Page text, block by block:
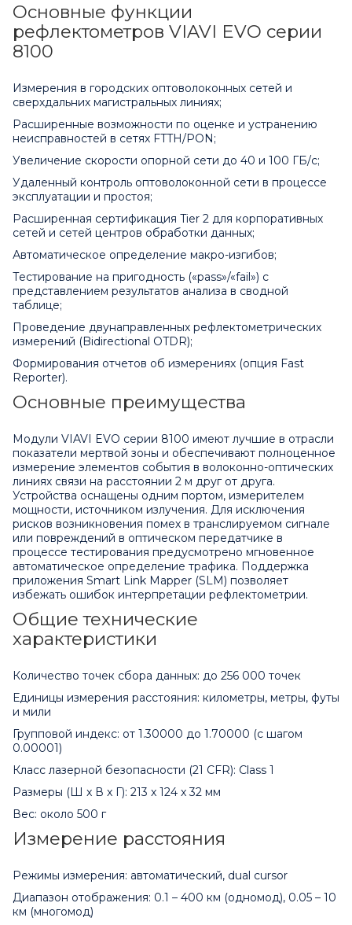
Основные функции
рефлектометров VIAVI EVO серии
8100
Измерения в городских оптоволоконных сетей и
сверхдальних магистральных линиях;
Расширенные возможности по оценке и устранению
неисправностей в сетях FTTH/PON;
Увеличение скорости опорной сети до 40 и 100 ГБ/с;
Удаленный контроль оптоволоконной сети в процессе
эксплуатации и простоя;
Расширенная сертификация Tier 2 для корпоративных
сетей и сетей центров обработки данных;
Автоматическое определение макро-изгибов;
Тестирование на пригодность («pass»/«fail») с
представлением результатов анализа в сводной
таблице;
Проведение двунаправленных рефлектометрических
измерений (Bidirectional OTDR);
Формирования отчетов об измерениях (опция Fast
Reporter).
Основные преимущества
Модули VIAVI EVO серии 8100 имеют лучшие в отрасли
показатели мертвой зоны и обеспечивают полноценное
измерение элементов события в волоконно-оптических
линиях связи на расстоянии 2 м друг от друга.
Устройства оснащены одним портом, измерителем
мощности, источником излучения. Для исключения
рисков возникновения помех в транслируемом сигнале
или повреждений в оптическом передатчике в
процессе тестирования предусмотрено мгновенное
автоматическое определение трафика. Поддержка
приложения Smart Link Mapper (SLM) позволяет
избежать ошибок интерпретации рефлектометрии.
Общие технические
характеристики
Количество точек сбора данных: до 256 000 точек
Единицы измерения расстояния: километры, метры, футы
и мили
Групповой индекс: от 1.30000 до 1.70000 (с шагом
0.00001)
Класс лазерной безопасности (21 CFR): Class 1
Размеры (Ш x В x Г): 213 x 124 x 32 мм
Вес: около 500 г
Измерение расстояния
Режимы измерения: автоматический, dual cursor
Диапазон отображения: 0.1 – 400 км (одномод), 0.05 – 10
км (многомод)